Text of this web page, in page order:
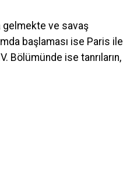
gelmekte ve savaş
başlaması ise Paris ile
Bölümünde ise tanrıların,